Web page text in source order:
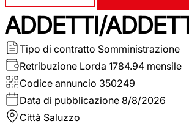
ADDETTI/
Tipo di contratto Somministrazione
Retribuzione Lorda 1784.94 mensile
Codice annuncio 350249
Data di pubblicazione 8/8/2026
Città Saluzzo